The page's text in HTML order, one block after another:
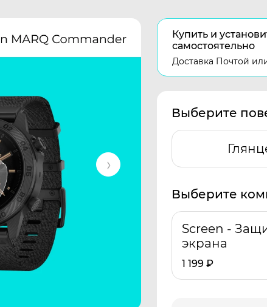
Купить и
самостоятельно
Доставка Почтой
Выберите
Выберите
Screen -
экрана
1 199 ₽